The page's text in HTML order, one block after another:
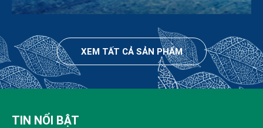
XEM TẤT CẢ SẢN PHẨM
TIN NỔI BẬT